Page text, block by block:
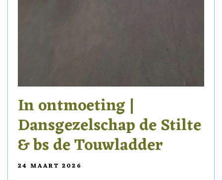
In ontmoeting |
Dansgezelschap de Stilte
& bs de Touwladder
24 MAART 2026